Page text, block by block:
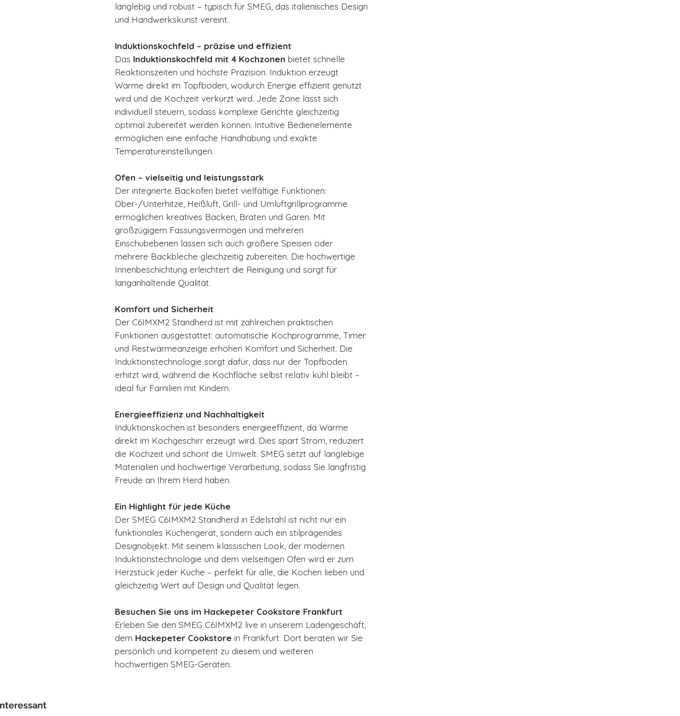
langlebig und robust – typisch für SMEG, das italienisches Design
und Handwerkskunst vereint.
Induktionskochfeld – präzise und effizient
Das Induktionskochfeld mit 4 Kochzonen bietet schnelle
Reaktionszeiten und höchste Präzision. Induktion erzeugt
Wärme direkt im Topfboden, wodurch Energie effizient genutzt
wird und die Kochzeit verkürzt wird. Jede Zone lässt sich
individuell steuern, sodass komplexe Gerichte gleichzeitig
optimal zubereitet werden können. Intuitive Bedienelemente
ermöglichen eine einfache Handhabung und exakte
Temperatureinstellungen.
Ofen – vielseitig und leistungsstark
Der integrierte Backofen bietet vielfältige Funktionen:
Ober-/Unterhitze, Heißluft, Grill- und Umluftgrillprogramme
ermöglichen kreatives Backen, Braten und Garen. Mit
großzügigem Fassungsvermögen und mehreren
Einschubebenen lassen sich auch größere Speisen oder
mehrere Backbleche gleichzeitig zubereiten. Die hochwertige
Innenbeschichtung erleichtert die Reinigung und sorgt für
langanhaltende Qualität.
Komfort und Sicherheit
Der C6IMXM2 Standherd ist mit zahlreichen praktischen
Funktionen ausgestattet: automatische Kochprogramme, Timer
und Restwärmeanzeige erhöhen Komfort und Sicherheit. Die
Induktionstechnologie sorgt dafür, dass nur der Topfboden
erhitzt wird, während die Kochfläche selbst relativ kühl bleibt –
ideal für Familien mit Kindern.
Energieeffizienz und Nachhaltigkeit
Induktionskochen ist besonders energieeffizient, da Wärme
direkt im Kochgeschirr erzeugt wird. Dies spart Strom, reduziert
die Kochzeit und schont die Umwelt. SMEG setzt auf langlebige
Materialien und hochwertige Verarbeitung, sodass Sie langfristig
Freude an Ihrem Herd haben.
Ein Highlight für jede Küche
Der SMEG C6IMXM2 Standherd in Edelstahl ist nicht nur ein
funktionales Küchengerät, sondern auch ein stilprägendes
Designobjekt. Mit seinem klassischen Look, der modernen
Induktionstechnologie und dem vielseitigen Ofen wird er zum
Herzstück jeder Küche – perfekt für alle, die Kochen lieben und
gleichzeitig Wert auf Design und Qualität legen.
Besuchen Sie uns im Hackepeter Cookstore Frankfurt
Erleben Sie den SMEG C6IMXM2 live in unserem Ladengeschäft,
dem Hackepeter Cookstore in Frankfurt. Dort beraten wir Sie
persönlich und kompetent zu diesem und weiteren
hochwertigen SMEG-Geräten.